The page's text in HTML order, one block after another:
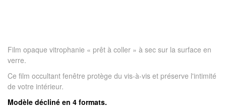
Film opaque vitrophanie « prêt à coller » à sec sur la surface en
verre.
Ce film occultant fenêtre protège du vis-à-vis et préserve l'intimité
de votre intérieur.
Modèle décliné en 4 formats.